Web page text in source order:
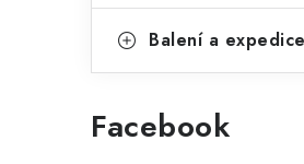
Balení a expedice
Facebook